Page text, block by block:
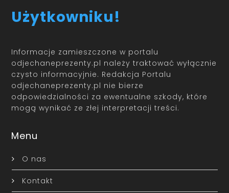
Użytkowniku!
Informacje zamieszczone w portalu
odjechaneprezenty.pl należy traktować wyłącznie
czysto informacyjnie. Redakcja Portalu
odjechaneprezenty.pl nie bierze
odpowiedzialności za ewentualne szkody, które
mogą wynikać ze złej interpretacji treści.
Menu
O nas
Kontakt